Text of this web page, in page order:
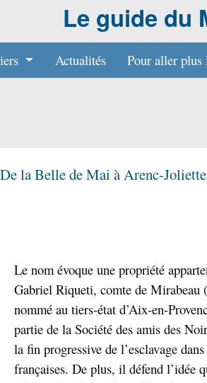
Le guide du
Actualités Pour aller
De la Belle de Mai à Arenc-Joliette
Le nom évoque une propriété
Gabriel Riqueti, comte de Mirabeau
nommé au tiers-état d’Aix-en-
partie de la Société des amis des
la fin progressive de l’esclavage
françaises. De plus, il défend l’idée